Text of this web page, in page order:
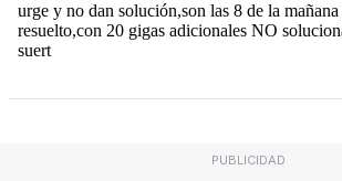
PUBLICIDAD